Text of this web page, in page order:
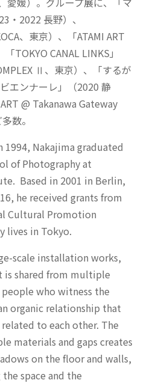
・2022 長野）、
、東京）、「ATAMI ART
TOKYO CANAL LINKS」
Ⅱ、東京）、「するが
エンナーレ」（2020 静
@ Takanawa Gateway
数。
1994, Nakajima graduated
of Photography at
Based in 2001 in Berlin,
he received grants from
Cultural Promotion
lives in Tokyo.
scale installation works,
is shared from multiple
who witness the
organic relationship that
to each other. The
materials and gaps creates
on the floor and walls,
space and the